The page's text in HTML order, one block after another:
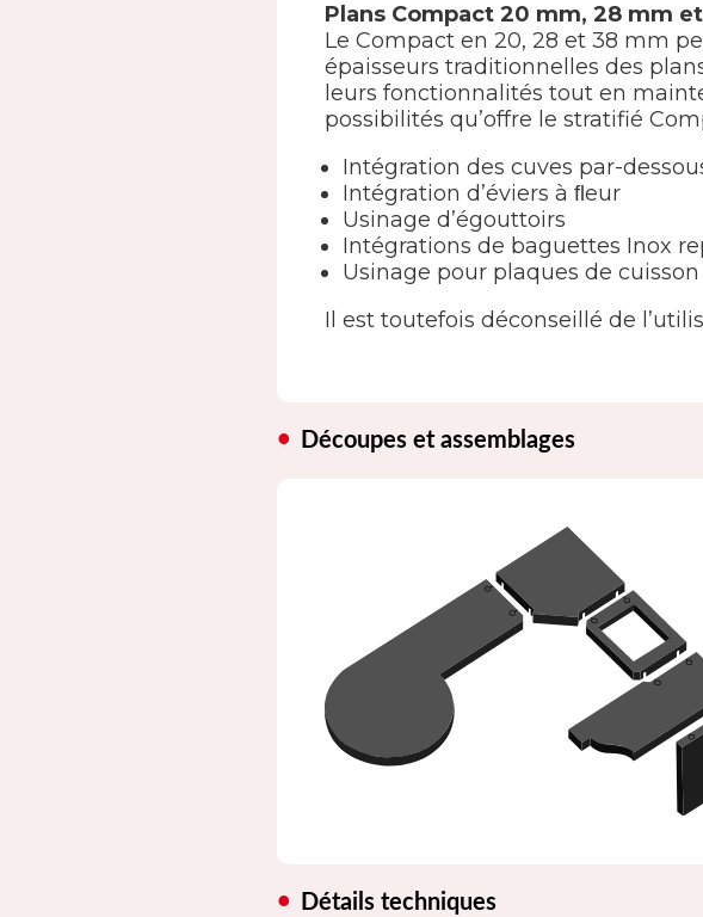
Plans Compact 20 mm, 28 mm
Le Compact en 20, 28 et 38 mm
épaisseurs traditionnelles des
leurs fonctionnalités tout en
possibilités qu’offre le stratifié
Intégration des cuves par-
Intégration d’éviers à ﬂeur
Usinage d’égouttoirs
Intégrations de baguettes Inox
Usinage pour plaques de cuisson
Il est toutefois déconseillé de
Découpes et assemblages
Détails techniques